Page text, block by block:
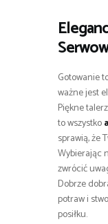
Gotowanie
ważne jest
Piękne
to wszystko
sprawią, że
Wybierając
zwrócić
Dobrze
potraw i
posiłku.